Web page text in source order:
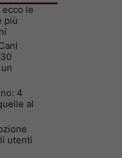
le
più
4
al
utenti